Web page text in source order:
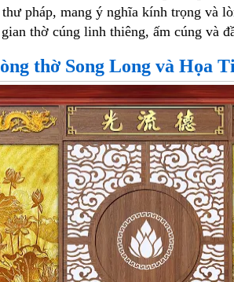
pháp, mang ý nghĩa kính trọng và
thờ cúng linh thiêng, ấm cúng và
thờ Song Long và Họa